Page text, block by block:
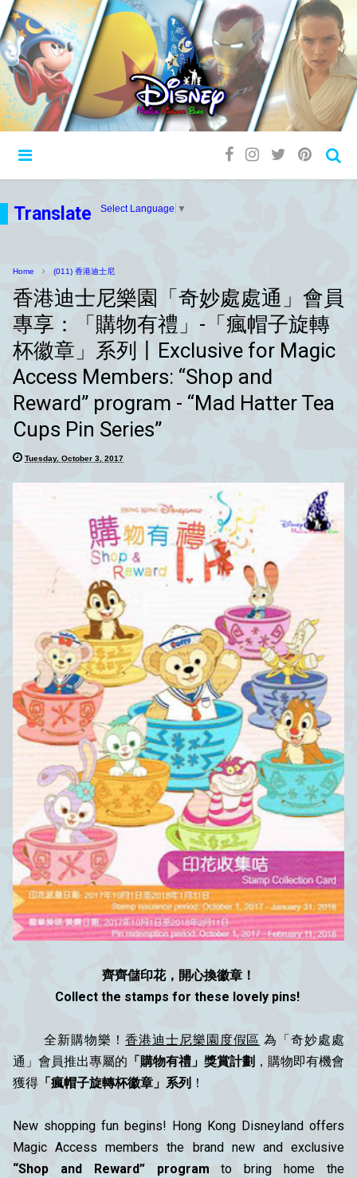
Translate Select Language ▼
Home (011) 香港迪士尼
香港迪士尼樂園「奇妙處處通」會員
專享：「購物有禮」-「瘋帽子旋轉
杯徽章」系列丨Exclusive for Magic
Access Members: “Shop and
Reward” program - “Mad Hatter Tea
Cups Pin Series”
Tuesday, October 3, 2017
齊齊儲印花，開心換徽章！
Collect the stamps for these lovely pins!
全新購物樂！香港迪士尼樂園度假區 為「奇妙處處
通」會員推出專屬的 「購物有禮」獎賞計劃 ，購物即有機會
獲得 「瘋帽子旋轉杯徽章」系列 ！
New shopping fun begins! Hong Kong Disneyland offers
Magic Access members the brand new and exclusive
“Shop and Reward” program to bring home the